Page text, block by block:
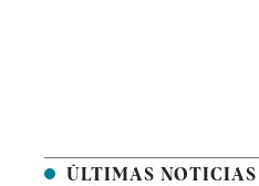
ÚLTIMAS NOTICIAS